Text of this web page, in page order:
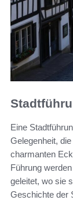
Eine
Gelegenheit,
charmanten
Führung
geleitet, wo sie
Geschichte der